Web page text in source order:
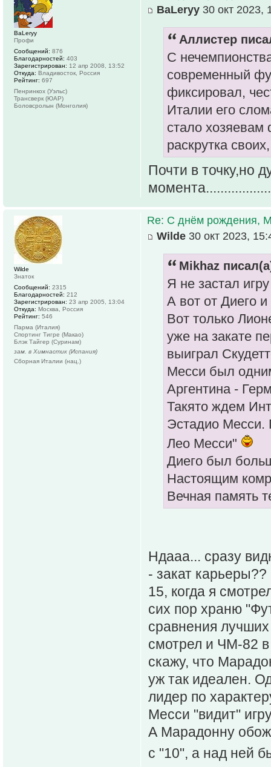
ВаLeryy 30 окт 2023,
Аллистер
С
современный
фиксировал,
Италии его
стало хозяевам
раскрутка
Почти в точку,но
ВаLeryy
Профи
Сообщений: 876
Благодарностей: 403
Зарегистрирован: 12 апр 2008, 13:52
Откуда: Владивосток, Россия
Рейтинг: 697
Пенринкох (Уэльс)
Трансверк (ЮАР)
Боловсролын (Монголия)
Re: С днём рождения,
Wilde 30 окт 2023,
Mikhaz
Я не застал
А вот от Диего
Вот только
уже на закате
выиграл
Месси был
Аргентина -
Такято ждем
Эстадио Месси.
Лео Месси"
Диего был
Настоящим
Вечная память
Ндааа... сразу
- закат
15, когда я
сих пор храню
сравнения
смотрел и ЧМ-82 в
скажу, что
уж так идеален.
лидер по
Месси "видит"
А Марадонну
с "10", а над ней
Wilde
Знаток
Сообщений: 2315
Благодарностей: 212
Зарегистрирован: 23 апр 2005, 13:04
Откуда: Москва, Россия
Рейтинг: 546
Парма (Италия)
Спортинг Тигре (Макао)
Блэк Тайгер (Суринам)
зам. в Химнастик (Испания)
Сборная Италии (нац.)